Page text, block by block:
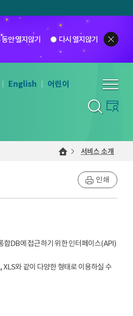
동안 열지않기 다시 열지않기
English 어린이
서비스 소개
인쇄
합DB에 접근하기 위한 인터페이스(API)
와 같이 다양한 형태로 이용하실 수